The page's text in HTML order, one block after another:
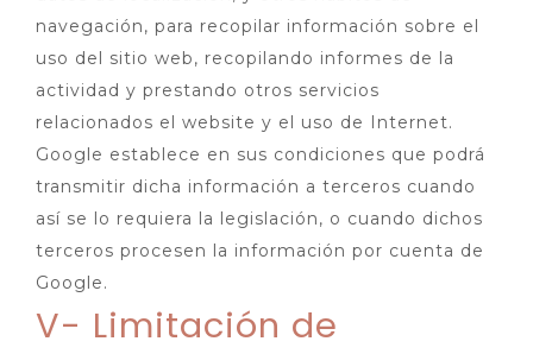
navegación, para recopilar información sobre el
uso del sitio web, recopilando informes de la
actividad y prestando otros servicios
relacionados el website y el uso de Internet.
Google establece en sus condiciones que podrá
transmitir dicha información a terceros cuando
así se lo requiera la legislación, o cuando dichos
terceros procesen la información por cuenta de
Google.
V- Limitación de